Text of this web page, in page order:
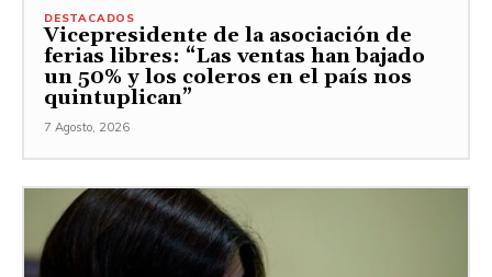
DESTACADOS
Vicepresidente de la asociación de
ferias libres: “Las ventas han bajado
un 50% y los coleros en el país nos
quintuplican”
7 Agosto, 2026